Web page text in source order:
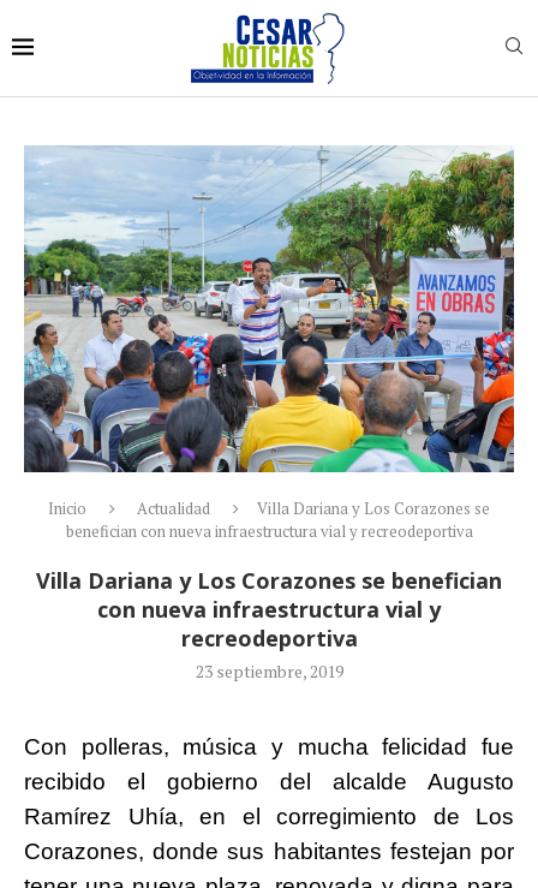
Inicio Actualidad
Villa Dariana y Los Corazones se
benefician con nueva infraestructura vial y recreodeportiva
Villa Dariana y Los Corazones se benefician
con nueva infraestructura vial y
recreodeportiva
23 septiembre, 2019
Con polleras, música y mucha felicidad fue
recibido el gobierno del alcalde Augusto
Ramírez Uhía, en el corregimiento de Los
Corazones, donde sus habitantes festejan por